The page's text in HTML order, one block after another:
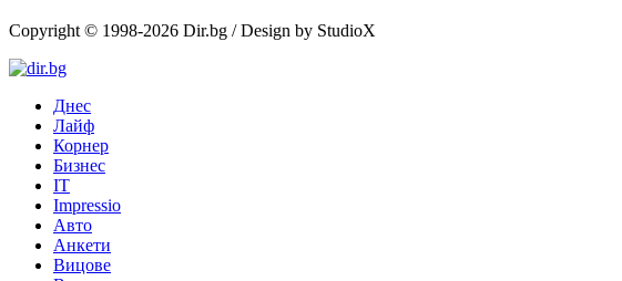
Copyright © 1998-2026 Dir.bg / Design by StudioX
Днес
Лайф
Корнер
Бизнес
IT
Impressio
Авто
Анкети
Вицове